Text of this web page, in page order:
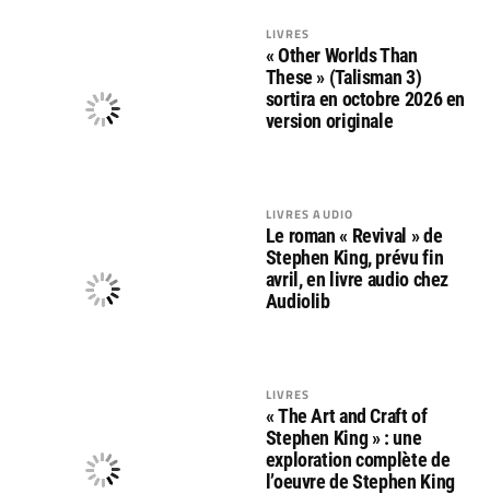
LIVRES
« Other Worlds Than
These » (Talisman 3)
sortira en octobre 2026 en
version originale
LIVRES AUDIO
Le roman « Revival » de
Stephen King, prévu fin
avril, en livre audio chez
Audiolib
LIVRES
« The Art and Craft of
Stephen King » : une
exploration complète de
l’oeuvre de Stephen King